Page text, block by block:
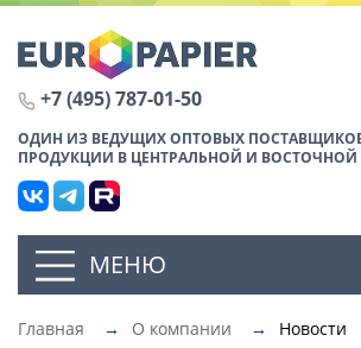
+7 (495) 787-01-50
ОДИН ИЗ ВЕДУЩИХ ОПТОВЫХ
ПРОДУКЦИИ В ЦЕНТРАЛЬНОЙ И ВОСТОЧНОЙ
МЕНЮ
Главная → О компании → Новости